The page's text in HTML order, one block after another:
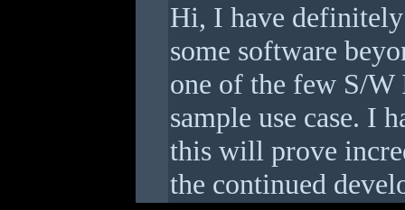
Hi, I have definitely
some software
one of the few S/
sample use case. I
this will prove
the continued